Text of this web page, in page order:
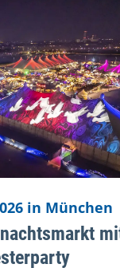
in München